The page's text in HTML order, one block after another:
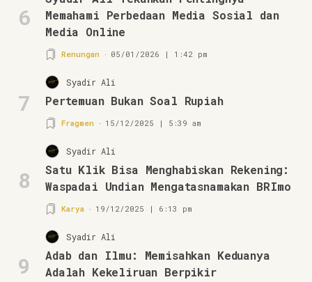
6
Memahami Perbedaan Media Sosial dan
Media Online
Renungan 05/01/2026 | 1:42 pm
7
Syadir Ali
Pertemuan Bukan Soal Rupiah
Fragmen 15/12/2025 | 5:39 am
8
Syadir Ali
Satu Klik Bisa Menghabiskan Rekening:
Waspadai Undian Mengatasnamakan BRImo
Karya 19/12/2025 | 6:13 pm
9
Syadir Ali
Adab dan Ilmu: Memisahkan Keduanya
Adalah Kekeliruan Berpikir